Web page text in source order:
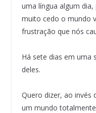
uma língua algum
muito cedo o mundo
frustração que nós
Há sete dias em uma
deles.
Quero dizer, ao invés
um mundo